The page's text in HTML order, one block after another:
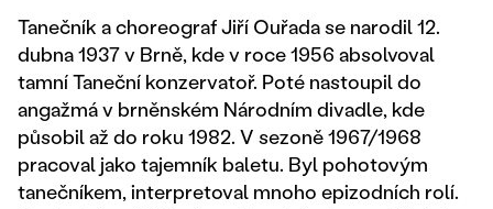
Tanečník a choreograf Jiří Ouřada se narodil 12.
dubna 1937 v Brně, kde v roce 1956 absolvoval
tamní Taneční konzervatoř. Poté nastoupil do
angažmá v brněnském Národním divadle, kde
působil až do roku 1982. V sezoně 1967/1968
pracoval jako tajemník baletu. Byl pohotovým
tanečníkem, interpretoval mnoho epizodních rolí.